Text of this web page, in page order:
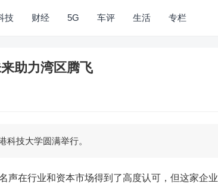
技 财经 5G 车评 生活 专栏
助力湾区腾飞
科技大学圆满举行。
声在行业和资本市场得到了高度认可，但这家企